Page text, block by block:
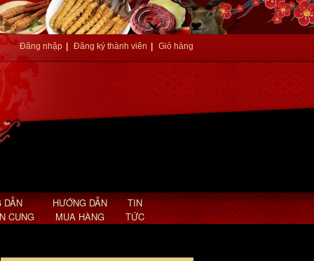
Đăng nhập Đăng ký thành viên Giỏ hàng
DẪN
CUNG
HƯỚNG DẪN
MUA HÀNG
TIN
TỨC
An cung ngưu hoàng hoàn nội địa
Hàn Quốc hình tổ kén A030
Giá: 2,850,000 VND